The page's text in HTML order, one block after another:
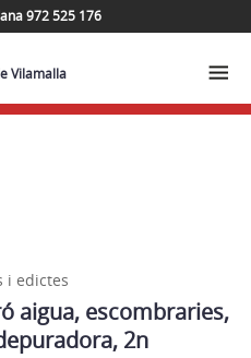
972 525 176
Vilamalla
i edictes
aigua, escombraries,
2n